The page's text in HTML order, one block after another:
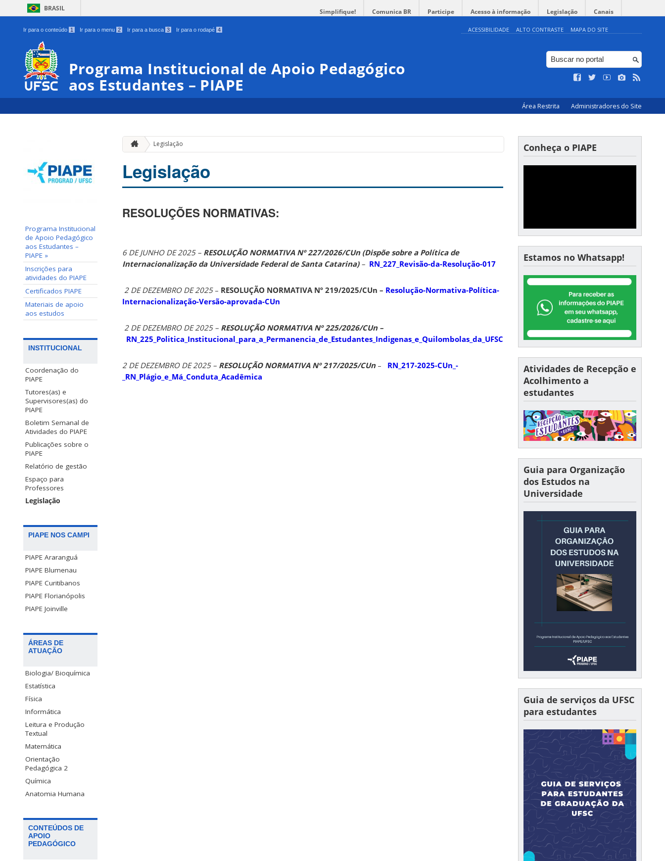
BRASIL Simplifique! Comunica BR Participe Acesso à informação Legislação Canais
Ir para o conteúdo 1 Ir para o menu 2 Ir para a busca 3 Ir para o rodapé 4 ACESSIBILIDADE ALTO CONTRASTE MAPA DO SITE
Programa Institucional de Apoio Pedagógico
aos Estudantes – PIAPE
Área Restrita Administradores do Site
Programa Institucional
de Apoio Pedagógico
aos Estudantes –
PIAPE »
Inscrições para
atividades do PIAPE
Certificados PIAPE
Materiais de apoio
aos estudos
INSTITUCIONAL
Coordenação do
PIAPE
Tutores(as) e
Supervisores(as) do
PIAPE
Boletim Semanal de
Atividades do PIAPE
Publicações sobre o
PIAPE
Relatório de gestão
Espaço para
Professores
Legislação
PIAPE NOS CAMPI
PIAPE Araranguá
PIAPE Blumenau
PIAPE Curitibanos
PIAPE Florianópolis
PIAPE Joinville
ÁREAS DE
ATUAÇÃO
Biologia/ Bioquímica
Estatística
Física
Informática
Leitura e Produção
Textual
Matemática
Orientação
Pedagógica 2
Química
Anatomia Humana
CONTEÚDOS DE
APOIO
PEDAGÓGICO
Legislação
Legislação
RESOLUÇÕES NORMATIVAS:
6 DE JUNHO DE 2025 – RESOLUÇÃO NORMATIVA Nº 227/2026/CUn (Dispõe sobre a Política de
Internacionalização da Universidade Federal de Santa Catarina)– RN_227_Revisão-da-Resolução-017
2 DE DEZEMBRO DE 2025– RESOLUÇÃO NORMATIVA Nº 219/2025/CUn – Resolução-Normativa-Política-
Internacionalização-Versão-aprovada-CUn
2 DE DEZEMBRO DE 2025 – RESOLUÇÃO NORMATIVA Nº 225/2026/CUn –
RN_225_Politica_Institucional_para_a_Permanencia_de_Estudantes_Indigenas_e_Quilombolas_da_UFSC
2 DE DEZEMBRO DE 2025 – RESOLUÇÃO NORMATIVA Nº 217/2025/CUn–
RN_217-2025-CUn_-
_RN_Plágio_e_Má_Conduta_Acadêmica
Conheça o PIAPE
Estamos no Whatsapp!
Atividades de Recepção e
Acolhimento a
estudantes
Guia para Organização
dos Estudos na
Universidade
Guia de serviços da UFSC
para estudantes